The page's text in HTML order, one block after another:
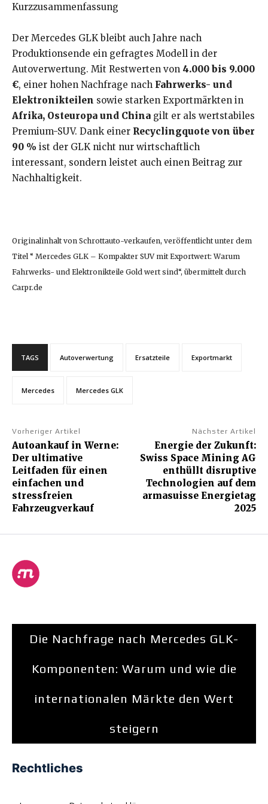
Kurzzusammenfassung
Der Mercedes GLK bleibt auch Jahre nach
Produktionsende ein gefragtes Modell in der
Autoverwertung. Mit Restwerten von 4.000 bis 9.000
€, einer hohen Nachfrage nach Fahrwerks- und
Elektronikteilen sowie starken Exportmärkten in
Afrika, Osteuropa und China gilt er als wertstabiles
Premium-SUV. Dank einer Recyclingquote von über
90 % ist der GLK nicht nur wirtschaftlich
interessant, sondern leistet auch einen Beitrag zur
Nachhaltigkeit.
Originalinhalt von Schrottauto-verkaufen, veröffentlicht unter dem
Titel “ Mercedes GLK – Kompakter SUV mit Exportwert: Warum
Fahrwerks- und Elektronikteile Gold wert sind“, übermittelt durch
Carpr.de
TAGS Autoverwertung Ersatzteile Exportmarkt
Mercedes Mercedes GLK
Vorheriger Artikel
Autoankauf in Werne:
Der ultimative
Leitfaden für einen
einfachen und
stressfreien
Fahrzeugverkauf
Nächster Artikel
Energie der Zukunft:
Swiss Space Mining AG
enthüllt disruptive
Technologien auf dem
armasuisse Energietag
2025
Die Nachfrage nach Mercedes GLK-
Komponenten: Warum und wie die
internationalen Märkte den Wert
steigern
Rechtliches